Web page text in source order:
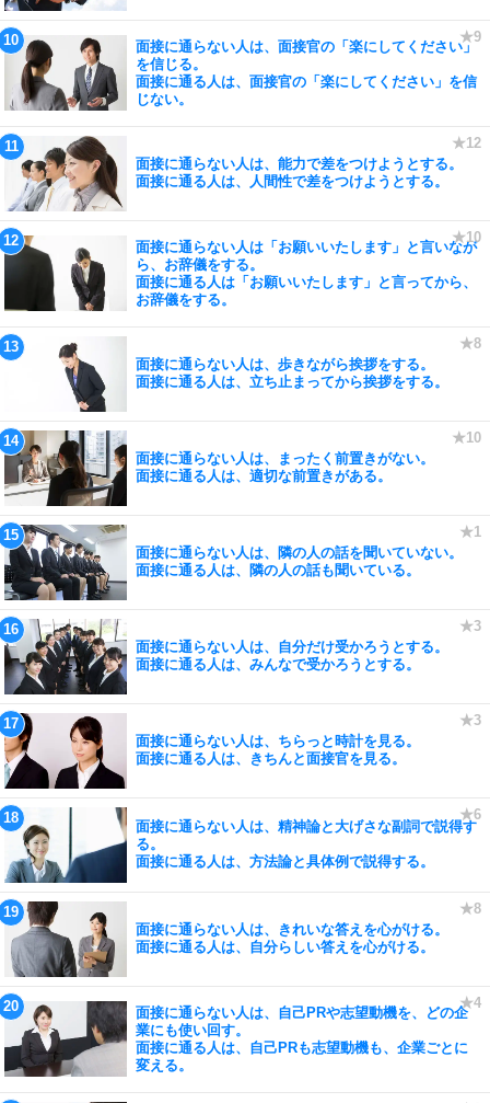
面接に通らない人は、面接官の「楽にしてください」
を信じる。
面接に通る人は、面接官の「楽にしてください」を信
じない。
面接に通らない人は、能力で差をつけようとする。
面接に通る人は、人間性で差をつけようとする。
面接に通らない人は「お願いいたします」と言いなが
ら、お辞儀をする。
面接に通る人は「お願いいたします」と言ってから、
お辞儀をする。
面接に通らない人は、歩きながら挨拶をする。
面接に通る人は、立ち止まってから挨拶をする。
面接に通らない人は、まったく前置きがない。
面接に通る人は、適切な前置きがある。
面接に通らない人は、隣の人の話を聞いていない。
面接に通る人は、隣の人の話も聞いている。
面接に通らない人は、自分だけ受かろうとする。
面接に通る人は、みんなで受かろうとする。
面接に通らない人は、ちらっと時計を見る。
面接に通る人は、きちんと面接官を見る。
面接に通らない人は、精神論と大げさな副詞で説得す
る。
面接に通る人は、方法論と具体例で説得する。
面接に通らない人は、きれいな答えを心がける。
面接に通る人は、自分らしい答えを心がける。
面接に通らない人は、自己PRや志望動機を、どの企
業にも使い回す。
面接に通る人は、自己PRも志望動機も、企業ごとに
変える。